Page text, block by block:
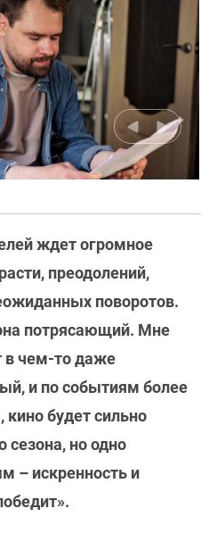
ждет огромное
преодолений,
поворотов.
потрясающий. Мне
в чем-то даже
и по событиям более
будет сильно
сезона, но одно
– искренность и